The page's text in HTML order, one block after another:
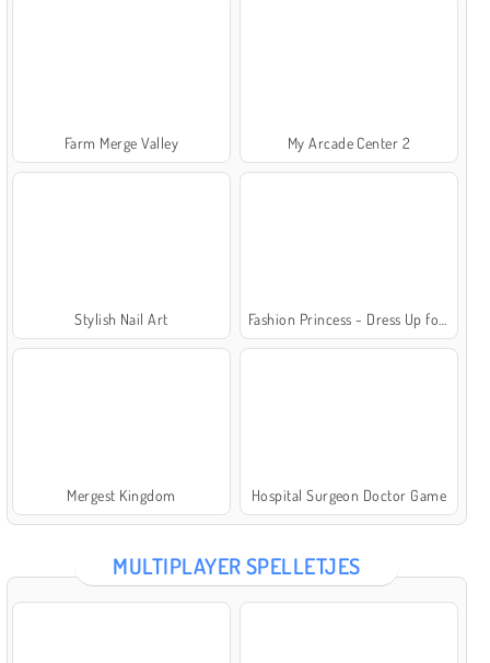
Farm Merge Valley My Arcade Center 2
Stylish Nail Art
Mergest Kingdom Hospital Surgeon Doctor Game
MULTIPLAYER SPELLETJES